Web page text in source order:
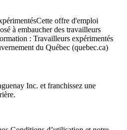
offre d'emploi
à embaucher des travailleurs
: Travailleurs expérimentés
du Québec (quebec.ca)
Inc. et franchissez une